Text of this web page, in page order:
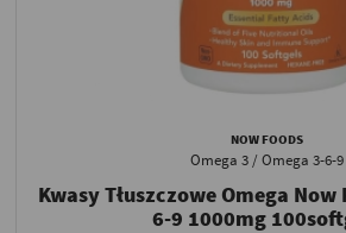
NOW FOODS
Omega 3 / Omega 3-6-9
Kwasy Tłuszczowe Omega Now
6-9 1000mg